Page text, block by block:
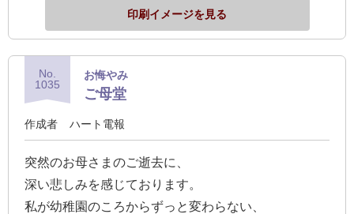
印刷イメージを見る
No.
1035
お悔やみ
ご母堂
作成者 ハート電報
突然のお母さまのご逝去に、
深い悲しみを感じております。
私が幼稚園のころからずっと変わらない、